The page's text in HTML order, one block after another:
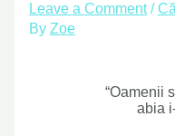
Leave a Comment /
By Zoe
“Oamenii
abia